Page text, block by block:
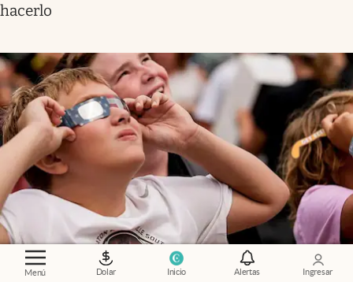
Menú Dolar Inicio Alertas Ingresar
hacerlo
Recomendaciones Confirmado | El Gobierno